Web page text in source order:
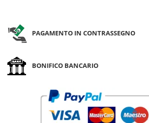
PAGAMENTO IN CONTRASSEGNO
BONIFICO BANCARIO